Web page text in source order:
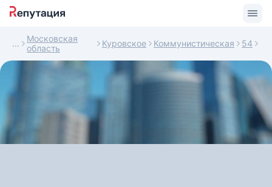
Московская
область
Куровское Коммунистическая 54